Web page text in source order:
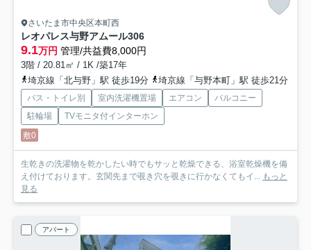
さいたま市中央区本町西
レオパレス与野アムール306
9.1万円 管理/共益費8,000円
3階 / 20.81㎡ / 1K /築17年
埼京線「北与野」駅 徒歩19分
埼京線「与野本町」駅 徒歩21分
バス・トイレ別 室内洗濯機置場 エアコン
バルコニー
駐輪場
TVモニタ付インターホン
敷0
生乾きの洗濯物を乾かしたい時でもサッと乾燥できる、浴室乾燥機を備
え付けております。玄関先まで覗き穴を覗きに行かなくてもイ... もっと
見る
アパート